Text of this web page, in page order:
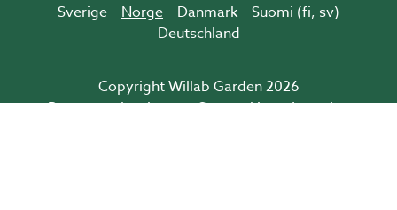
Sverige Norge Danmark Suomi (fi, sv)
Deutschland
Copyright Willab Garden 2026
Personopplysninger
Om cookies Logg inn